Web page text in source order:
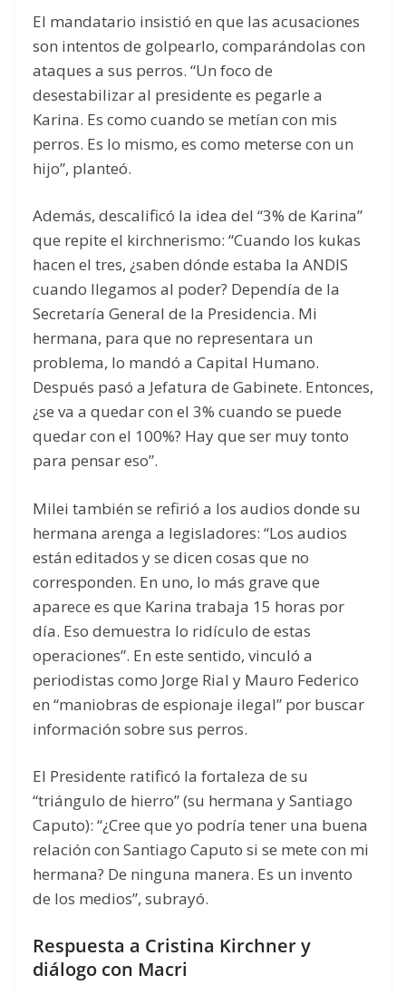
El mandatario insistió en que las acusaciones
son intentos de golpearlo, comparándolas con
ataques a sus perros. “Un foco de
desestabilizar al presidente es pegarle a
Karina. Es como cuando se metían con mis
perros. Es lo mismo, es como meterse con un
hijo”, planteó.
Además, descalificó la idea del “3% de Karina”
que repite el kirchnerismo: “Cuando los kukas
hacen el tres, ¿saben dónde estaba la ANDIS
cuando llegamos al poder? Dependía de la
Secretaría General de la Presidencia. Mi
hermana, para que no representara un
problema, lo mandó a Capital Humano.
Después pasó a Jefatura de Gabinete. Entonces,
¿se va a quedar con el 3% cuando se puede
quedar con el 100%? Hay que ser muy tonto
para pensar eso”.
Milei también se refirió a los audios donde su
hermana arenga a legisladores: “Los audios
están editados y se dicen cosas que no
corresponden. En uno, lo más grave que
aparece es que Karina trabaja 15 horas por
día. Eso demuestra lo ridículo de estas
operaciones”. En este sentido, vinculó a
periodistas como Jorge Rial y Mauro Federico
en “maniobras de espionaje ilegal” por buscar
información sobre sus perros.
El Presidente ratificó la fortaleza de su
“triángulo de hierro” (su hermana y Santiago
Caputo): “¿Cree que yo podría tener una buena
relación con Santiago Caputo si se mete con mi
hermana? De ninguna manera. Es un invento
de los medios”, subrayó.
Respuesta a Cristina Kirchner y
diálogo con Macri